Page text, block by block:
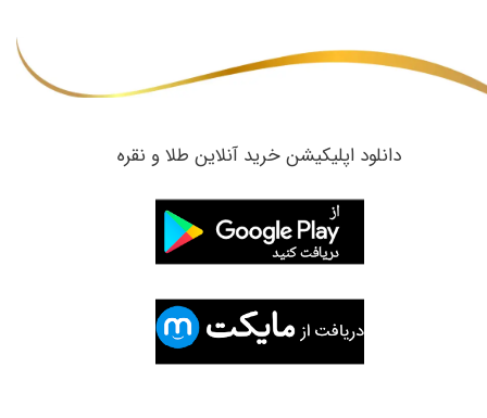
​دانلود اپلیکیشن خرید آنلاین طلا و نقره